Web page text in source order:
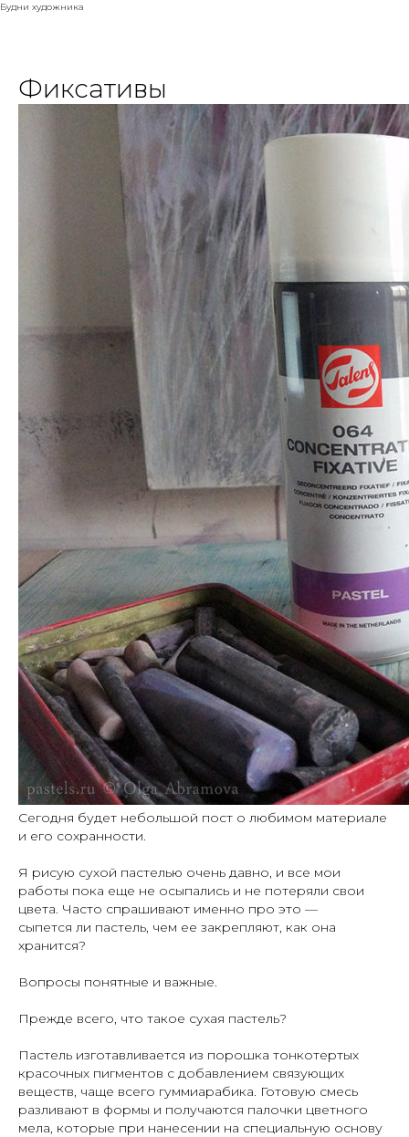
Будни художника
Фиксативы
Сегодня будет небольшой пост о любимом материале
и его сохранности.
Я рисую сухой пастелью очень давно, и все мои
работы пока еще не осыпались и не потеряли свои
цвета. Часто спрашивают именно про это —
сыпется ли пастель, чем ее закрепляют, как она
хранится?
Вопросы понятные и важные.
Прежде всего, что такое сухая пастель?
Пастель изготавливается из порошка тонкотертых
красочных пигментов с добавлением связующих
веществ, чаще всего гуммиарабика. Готовую смесь
разливают в формы и получаются палочки цветного
мела, которые при нанесении на специальную основу